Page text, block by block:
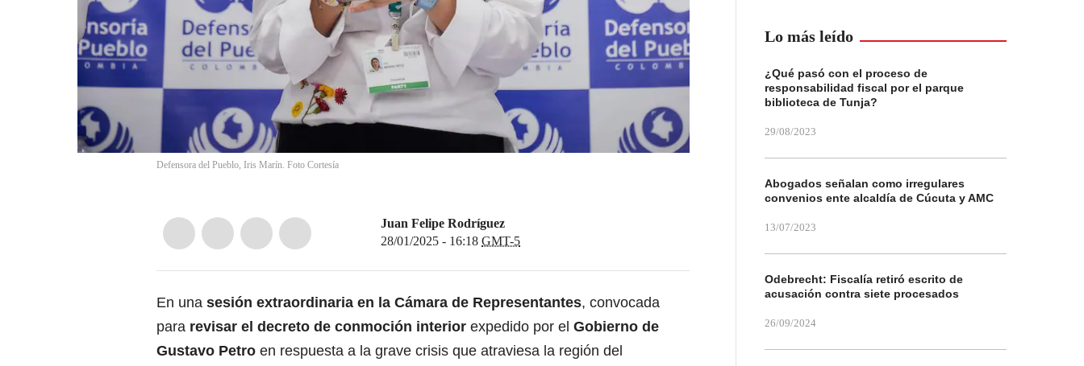
Defensora del Pueblo, Iris Marín. Foto Cortesía
Juan Felipe Rodríguez
28/01/2025 - 16:18 GMT-5
En una sesión extraordinaria en la Cámara de Representantes, convocada
para revisar el decreto de conmoción interior expedido por el Gobierno de
Gustavo Petro en respuesta a la grave crisis que atraviesa la región del
Lo más leído
¿Qué pasó con el proceso de
responsabilidad fiscal por el parque
biblioteca de Tunja?
29/08/2023
Abogados señalan como irregulares
convenios ente alcaldía de Cúcuta y AMC
13/07/2023
Odebrecht: Fiscalía retiró escrito de
acusación contra siete procesados
26/09/2024